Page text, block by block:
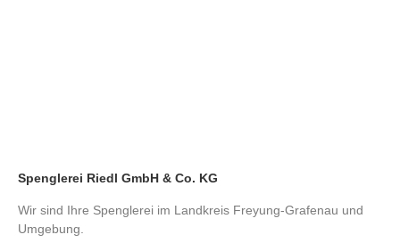
Spenglerei Riedl GmbH & Co. KG
Wir sind Ihre Spenglerei im Landkreis Freyung-Grafenau und
Umgebung.